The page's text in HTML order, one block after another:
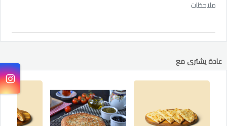
ملاحظات
عادة يشترى مع